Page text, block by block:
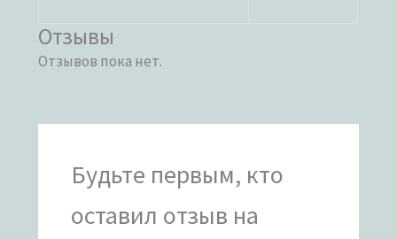
Отзывы
Отзывов пока нет.
Будьте первым, кто
оставил отзыв на